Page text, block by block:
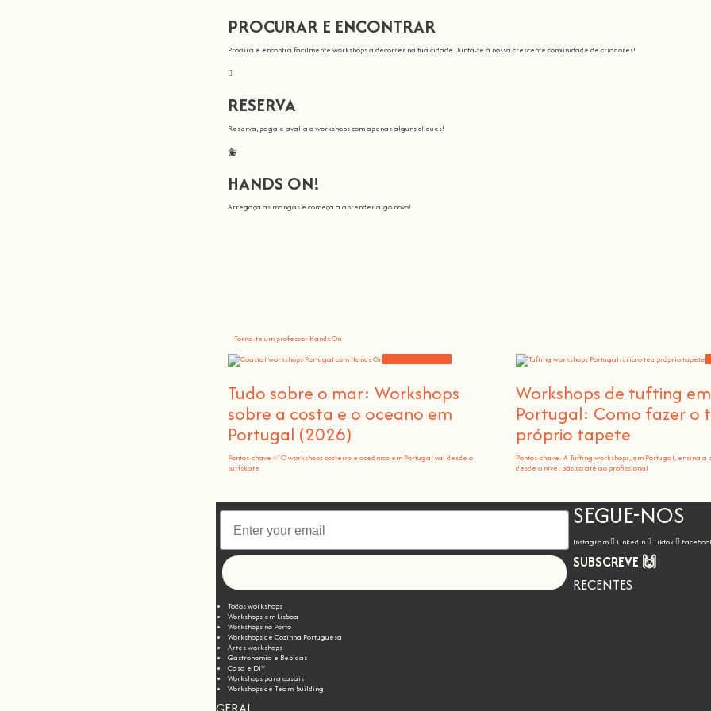
PROCURAR E ENCONTRAR
Procura e encontra facilmente workshops a decorrer na tua cidade. Junta-te à nossa crescente comunidade de criadores!
RESERVA
Reserva, paga e avalia o workshops com apenas alguns cliques!
HANDS ON!
Arregaça as mangas e começa a aprender algo novo!
Torna-te um professor Hands On
Tudo sobre o mar: Workshops
sobre a costa e o oceano em
Portugal (2026)
Pontos-chave ✅ O workshops costeiro e oceânico em Portugal vai desde o
surfskate
Workshops de tufting em
Portugal: Como fazer o
próprio tapete
Pontos-chave: A Tufting workshops, em Portugal, ensina
desde o nível básico até ao profissional
SEGUE-NOS
Instagram LinkedIn Tiktok
SUBSCREVE 🙌
RECENTES
Todos workshops
Workshops em Lisboa
Workshops no Porto
Workshops de Cozinha Portuguesa
Artes workshops
Gastronomia e Bebidas
Casa e DIY
Workshops para casais
Workshops de Team-building